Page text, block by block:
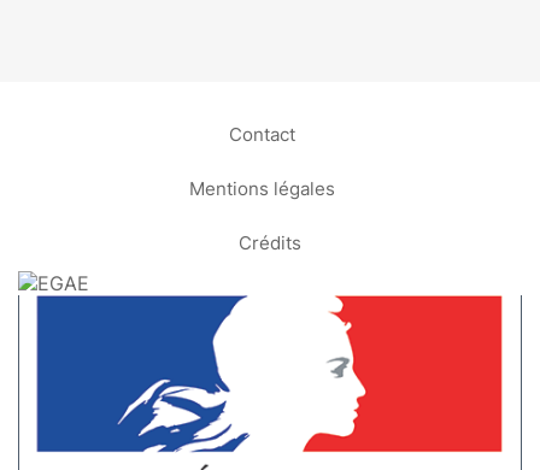
Contact
Mentions légales
Crédits